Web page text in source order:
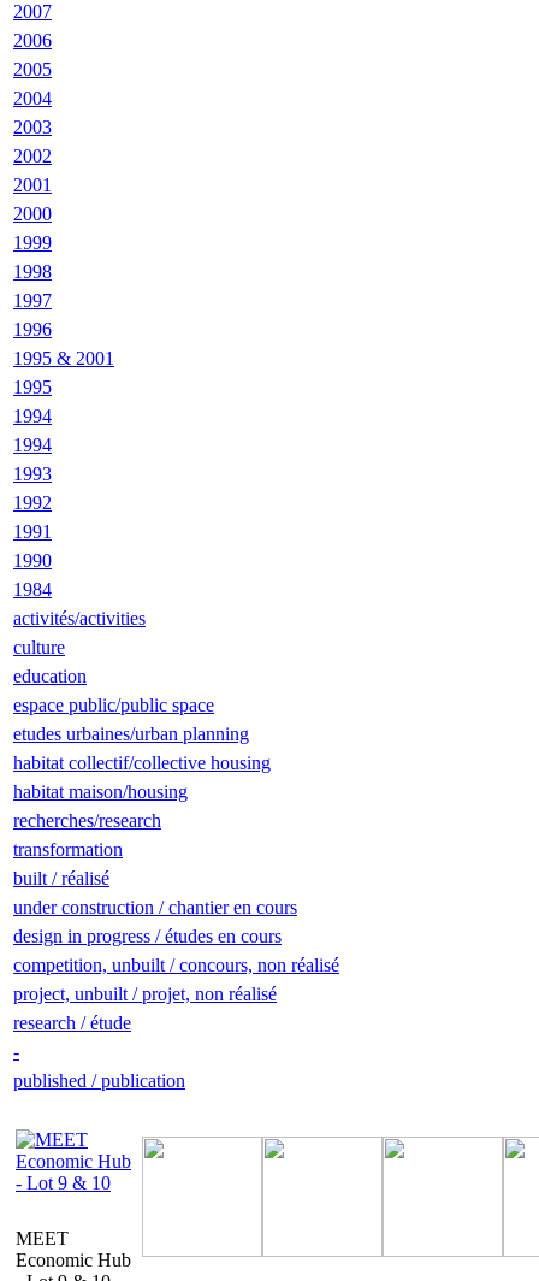
2007
2006
2005
2004
2003
2002
2001
2000
1999
1998
1997
1996
1995 & 2001
1995
1994
1994
1993
1992
1991
1990
1984
activités/activities
culture
education
espace public/public space
etudes urbaines/urban planning
habitat collectif/collective housing
habitat maison/housing
recherches/research
transformation
built / réalisé
under construction / chantier en cours
design in progress / études en cours
competition, unbuilt / concours, non réalisé
project, unbuilt / projet, non réalisé
research / étude
-
published / publication
MEET
Economic Hub